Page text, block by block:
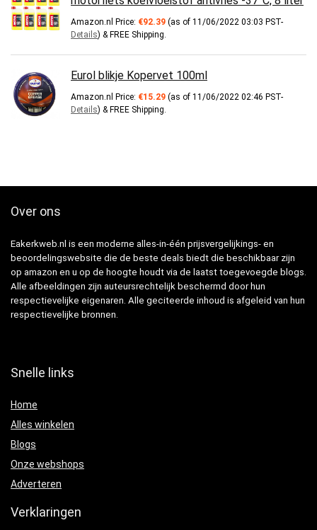
Amazon.nl Price: €92.39 (as of 11/06/2022 03:03 PST-
Details) & FREE Shipping.
Eurol blikje Kopervet 100ml
Amazon.nl Price: €15.29 (as of 11/06/2022 02:46 PST-
Details) & FREE Shipping.
Over ons
Eakerkweb.nl is een moderne alles-in-één prijsvergelijkings- en
beoordelingswebsite die de beste deals biedt die beschikbaar zijn
op amazon en u op de hoogte houdt via de laatst toegevoegde blogs.
Alle afbeeldingen zijn auteursrechtelijk beschermd door hun
respectievelijke eigenaren. Alle geciteerde inhoud is afgeleid van hun
respectievelijke bronnen.
Snelle links
Home
Alles winkelen
Blogs
Onze webshops
Adverteren
Verklaringen